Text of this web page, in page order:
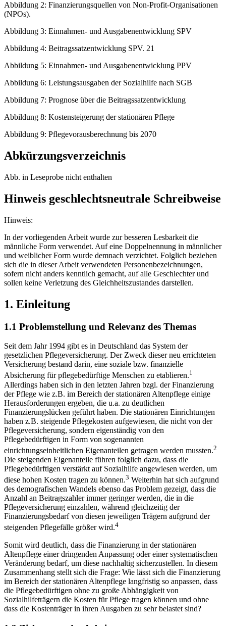
Abbildung 2: Finanzierungsquellen von Non-Profit-Organisationen
(NPOs).
Abbildung 3: Einnahmen- und Ausgabenentwicklung SPV
Abbildung 4: Beitragssatzentwicklung SPV. 21
Abbildung 5: Einnahmen- und Ausgabenentwicklung PPV
Abbildung 6: Leistungsausgaben der Sozialhilfe nach SGB
Abbildung 7: Prognose über die Beitragssatzentwicklung
Abbildung 8: Kostensteigerung der stationären Pflege
Abbildung 9: Pflegevorausberechnung bis 2070
Abkürzungsverzeichnis
Abb. in Leseprobe nicht enthalten
Hinweis geschlechtsneutrale Schreibweise
Hinweis:
In der vorliegenden Arbeit wurde zur besseren Lesbarkeit die
männliche Form verwendet. Auf eine Doppelnennung in männlicher
und weiblicher Form wurde demnach verzichtet. Folglich beziehen
sich die in dieser Arbeit verwendeten Personenbezeichnungen,
sofern nicht anders kenntlich gemacht, auf alle Geschlechter und
sollen keine Verletzung des Gleichheitszustandes darstellen.
1. Einleitung
1.1 Problemstellung und Relevanz des Themas
Seit dem Jahr 1994 gibt es in Deutschland das System der
gesetzlichen Pflegeversicherung. Der Zweck dieser neu errichteten
Versicherung bestand darin, eine soziale bzw. finanzielle
Absicherung für pflegebedürftige Menschen zu etablieren.1
Allerdings haben sich in den letzten Jahren bzgl. der Finanzierung
der Pflege wie z.B. im Bereich der stationären Altenpflege einige
Herausforderungen ergeben, die u.a. zu deutlichen
Finanzierungslücken geführt haben. Die stationären Einrichtungen
haben z.B. steigende Pflegekosten aufgewiesen, die nicht von der
Pflegeversicherung, sondern eigenständig von den
Pflegebedürftigen in Form von sogenannten
einrichtungseinheitlichen Eigenanteilen getragen werden mussten.2
Die steigenden Eigenanteile führen folglich dazu, dass die
Pflegebedürftigen verstärkt auf Sozialhilfe angewiesen werden, um
diese hohen Kosten tragen zu können.3 Weiterhin hat sich aufgrund
des demografischen Wandels ebenso das Problem gezeigt, dass die
Anzahl an Beitragszahler immer geringer werden, die in die
Pflegeversicherung einzahlen, während gleichzeitig der
Finanzierungsbedarf von diesen jeweiligen Trägern aufgrund der
steigenden Pflegefälle größer wird.4
Somit wird deutlich, dass die Finanzierung in der stationären
Altenpflege einer dringenden Anpassung oder einer systematischen
Veränderung bedarf, um diese nachhaltig sicherzustellen. In diesem
Zusammenhang stellt sich die Frage: Wie lässt sich die Finanzierung
im Bereich der stationären Altenpflege langfristig so anpassen, dass
die Pflegebedürftigen ohne zu große Abhängigkeit von
Sozialhilfeträgern die Kosten für Pflege tragen können und ohne
dass die Kostenträger in ihren Ausgaben zu sehr belastet sind?